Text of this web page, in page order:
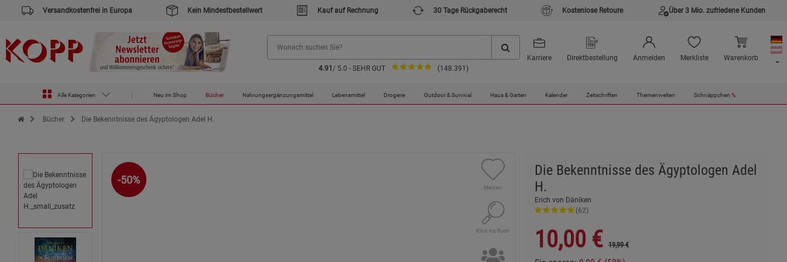
Versandkostenfrei in Europa Kein Mindestbestellwert Kauf auf Rechnung 30 Tage Rückgaberecht Kostenlose Retoure Über 3 Mio. zufriedene Kunden
4.91 / 5.0 - SEHR GUT (148.391)
Karriere Direktbestellung Anmelden Merkliste Warenkorb
Alle Kategorien Neu im Shop Bücher Nahrungsergänzungsmittel Lebensmittel Drogerie Outdoor & Survival Haus & Garten Kalender Zeitschriften Themenwelten Schnäppchen %
Zur Startseite des Kopp Verlag Online-Shop
Bücher Die Bekenntnisse des Ägyptologen Adel H.
-50%
Merken
Klick ins Buch
Die Bekenntnisse des Ägyptologen Adel
H.
Erich von Däniken
(62)
10,00 € 19,99 €